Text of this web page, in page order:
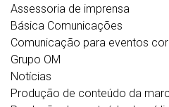
Assessoria de imprensa
Básica Comunicações
Comunicação para eventos
Grupo OM
Notícias
Produção de conteúdo da